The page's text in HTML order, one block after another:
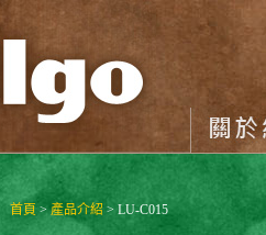
首頁 >產品介紹 > LU-C015